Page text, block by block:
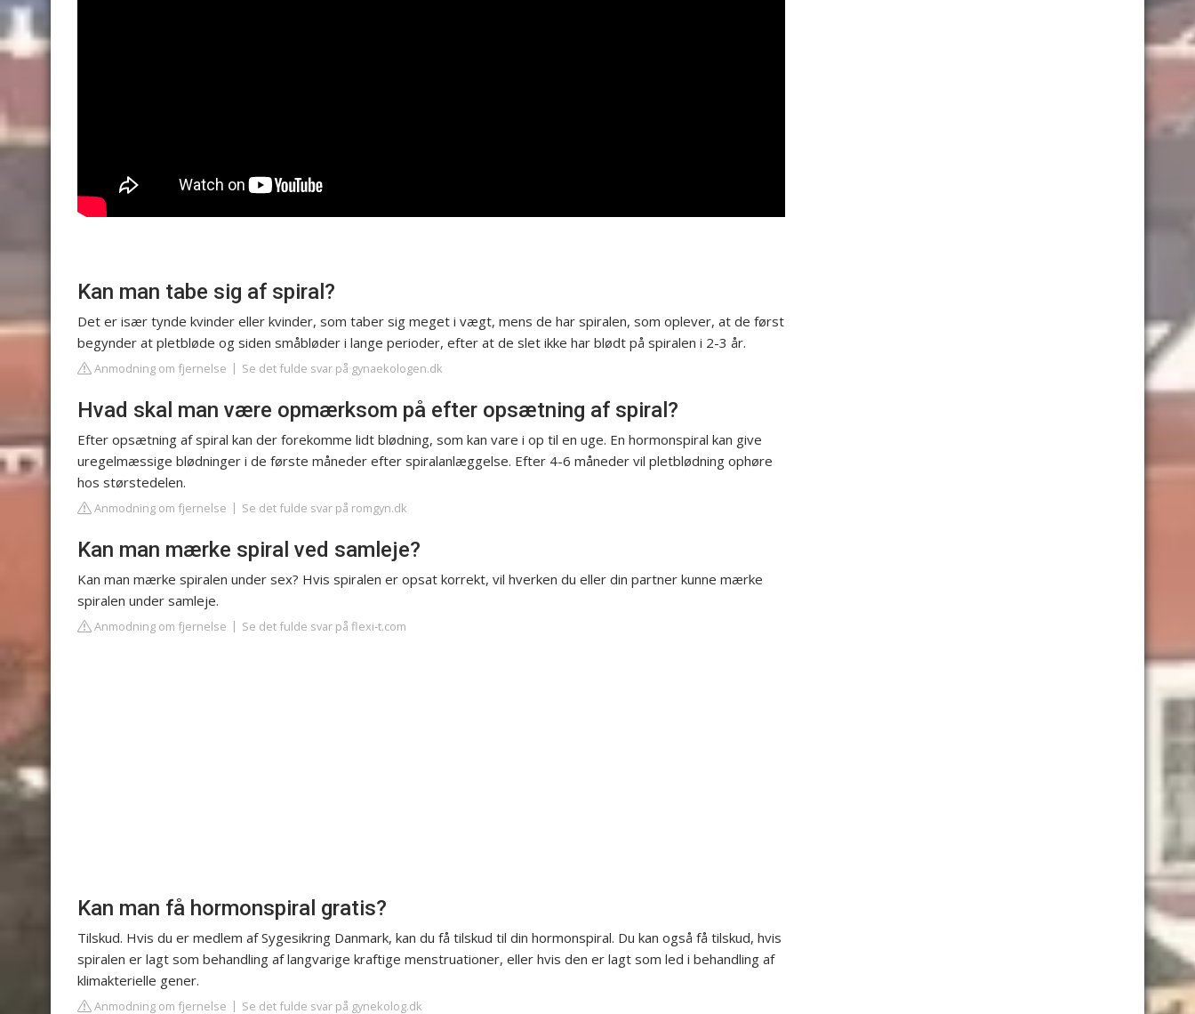
Kan man tabe sig af spiral?
Det er især tynde kvinder eller kvinder, som taber sig meget i vægt, mens de har spiralen, som oplever, at de først
begynder at pletbløde og siden småbløder i lange perioder, efter at de slet ikke har blødt på spiralen i 2-3 år.
Anmodning om fjernelse Se det fulde svar på gynaekologen.dk
Hvad skal man være opmærksom på efter opsætning af spiral?
Efter opsætning af spiral kan der forekomme lidt blødning, som kan vare i op til en uge. En hormonspiral kan give
uregelmæssige blødninger i de første måneder efter spiralanlæggelse. Efter 4-6 måneder vil pletblødning ophøre
hos størstedelen.
Anmodning om fjernelse Se det fulde svar på romgyn.dk
Kan man mærke spiral ved samleje?
Kan man mærke spiralen under sex? Hvis spiralen er opsat korrekt, vil hverken du eller din partner kunne mærke
spiralen under samleje.
Anmodning om fjernelse Se det fulde svar på flexi-t.com
Kan man få hormonspiral gratis?
Tilskud. Hvis du er medlem af Sygesikring Danmark, kan du få tilskud til din hormonspiral. Du kan også få tilskud, hvis
spiralen er lagt som behandling af langvarige kraftige menstruationer, eller hvis den er lagt som led i behandling af
klimakterielle gener.
Anmodning om fjernelse Se det fulde svar på gynekolog.dk